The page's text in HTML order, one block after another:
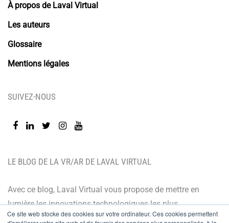
Ce site web stocke des cookies sur votre ordinateur. Ces cookies permettent
LE BLOG DE LA VR/AR DE LAVAL VIRTUAL
Avec ce blog, Laval Virtual vous propose de mettre en
lumière les innovations technologiques les plus
récentes et les dernières tendances. Orienté BtoB, le
À propos de Laval Virtual
Les auteurs
Glossaire
Mentions légales
SUIVEZ-NOUS